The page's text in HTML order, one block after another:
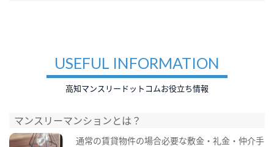
USEFUL INFORMATION
高知マンスリードットコムお役立ち情報
マンスリーマンションとは？
通常の賃貸物件の場合必要な敷金・礼金・仲介手